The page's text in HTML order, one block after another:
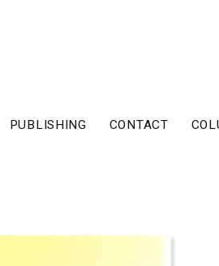
PUBLISHING CONTACT